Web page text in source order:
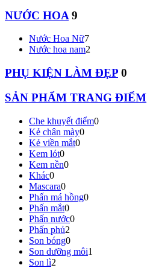
NƯỚC HOA 9
Nước Hoa Nữ7
Nước hoa nam2
PHỤ KIỆN LÀM ĐẸP 0
SẢN PHẨM TRANG ĐIỂM
Che khuyết điểm0
Kẻ chân mày0
Kẻ viền mắt0
Kem lót0
Kem nền0
Khác0
Mascara0
Phấn má hồng0
Phấn mắt0
Phấn nước0
Phấn phủ2
Son bóng0
Son dưỡng môi1
Son lì2